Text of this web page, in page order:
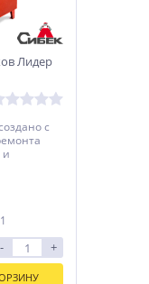
Лидер
с
и
- +